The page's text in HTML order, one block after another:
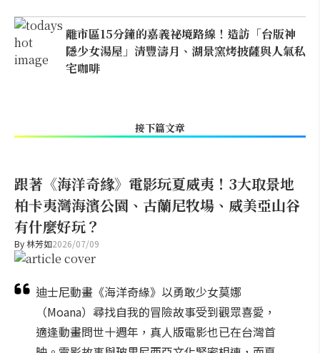
離市區15分鐘的嘉義祕境路線！造訪「台版神
隱少女湯屋」清豐濤月、湖景窯烤披薩與人氣私
宅咖啡
接下篇文章
跟著《海洋奇緣》電影玩夏威夷！3大取景地
柏卡夷灣海濱公園、古蘭尼牧場、威美亞山谷
有什麼好玩？
By林芳如2026/07/09
迪士尼動畫《海洋奇緣》以勇敢少女莫娜
（Moana）尋找自我的冒險故事受到觀眾喜愛，
適逢動畫問世十週年，真人版電影也已在台灣首